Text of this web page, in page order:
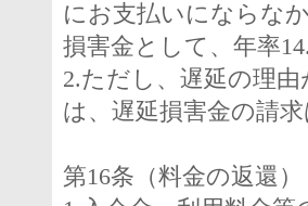
にお支払いにならな
損害金として、年率
2.ただし、遅延の理
は、遅延損害金の請
第16条（料金の返還）